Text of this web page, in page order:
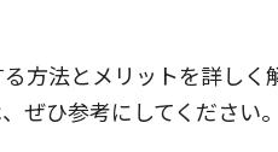
方法とメリットを詳し
ぜひ参考にしてください。